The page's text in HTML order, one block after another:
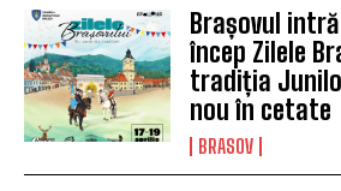
Brașovul
încep Zilele
tradiția
nou în cetate
BRASOV